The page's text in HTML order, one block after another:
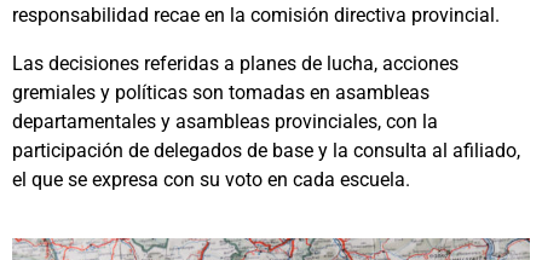
responsabilidad recae en la comisión directiva provincial.
Las decisiones referidas a planes de lucha, acciones
gremiales y políticas son tomadas en asambleas
departamentales y asambleas provinciales, con la
participación de delegados de base y la consulta al afiliado,
el que se expresa con su voto en cada escuela.